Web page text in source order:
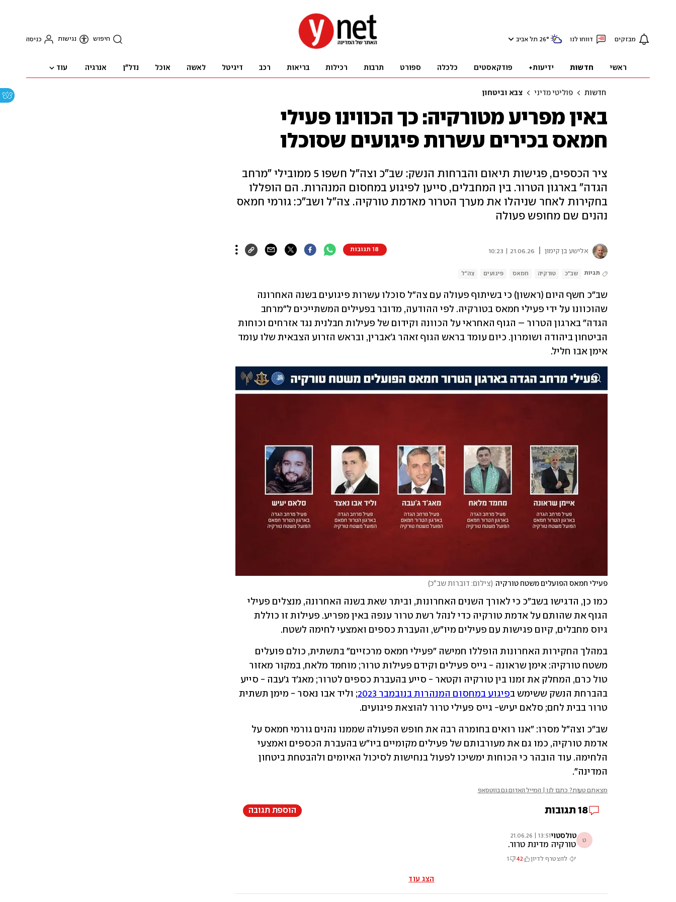
מבזקים דווחו לנו 26° תל אביב חיפוש נגישות כניסה
ראשי חדשות ידיעות+ פודקאסטים כלכלה ספורט תרבות רכילות בריאות רכב דיגיטל לאשה אוכל נדל"ן אנרגיה עוד
חדשות פוליטי מדיני צבא וביטחון
באין מפריע מטורקיה: כך הכווינו פעילי
חמאס בכירים עשרות פיגועים שסוכלו
ציר הכספים, פגישות תיאום והברחות הנשק: שב"כ וצה"ל חשפו 5 ממובילי "מרחב
הגדה" בארגון הטרור. בין המחבלים, סייען לפיגוע במחסום המנהרות. הם הופללו
בחקירות לאחר שניהלו את מערך הטרור מאדמת טורקיה. צה"ל ושב"כ: גורמי חמאס
נהנים שם מחופש פעולה
אלישע בן קימון 21.06.26 | 10:23 18 תגובות
תגיות שב"כ טורקיה חמאס פיגועים צה"ל
אימן אבו חליל.
פעילי חמאס הפועלים משטח טורקיה (צילום: דוברות שב"כ)
גיוס מחבלים, קיום פגישות עם פעילים מיו"ש, והעברת כספים ואמצעי לחימה לשטח.
בהברחת הנשק ששימש בפיגוע במחסום המנהרות בנובמבר 2023
טרור בבית לחם; סלאם יעיש- גייס פעילי טרור להוצאת פיגועים.
המדינה".
מצאתם טעות? כתבו לנו | המייל האדום גם בווטסאפ
18 תגובות הוספת תגובה
ט טולסטוי13:51 | 21.06.26
טורקיה מדינת טרור.
להצטרף לדיון 42
1
הצג עוד